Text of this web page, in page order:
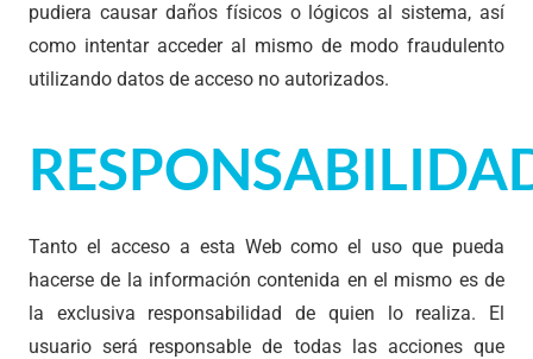
pudiera causar daños físicos o lógicos al sistema, así
como intentar acceder al mismo de modo fraudulento
utilizando datos de acceso no autorizados.
Tanto el acceso a esta Web como el uso que pueda
hacerse de la información contenida en el mismo es de
la exclusiva responsabilidad de quien lo realiza. El
usuario será responsable de todas las acciones que